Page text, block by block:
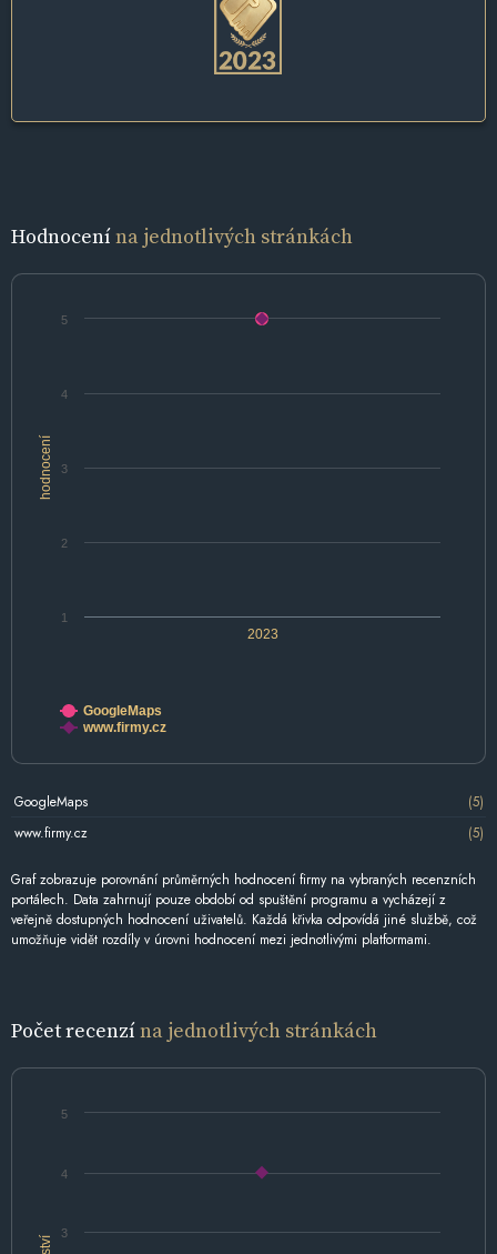
Hodnocenína jednotlivých stránkách
hodnocení
2023
1
2
3
4
5
GoogleMaps
www.firmy.cz
GoogleMaps
(5)
www.firmy.cz
(5)
Graf zobrazuje porovnání průměrných hodnocení firmy na vybraných recenzních
portálech. Data zahrnují pouze období od spuštění programu a vycházejí z
veřejně dostupných hodnocení uživatelů. Každá křivka odpovídá jiné službě, což
umožňuje vidět rozdíly v úrovni hodnocení mezi jednotlivými platformami.
Počet recenzína jednotlivých stránkách
3
4
5